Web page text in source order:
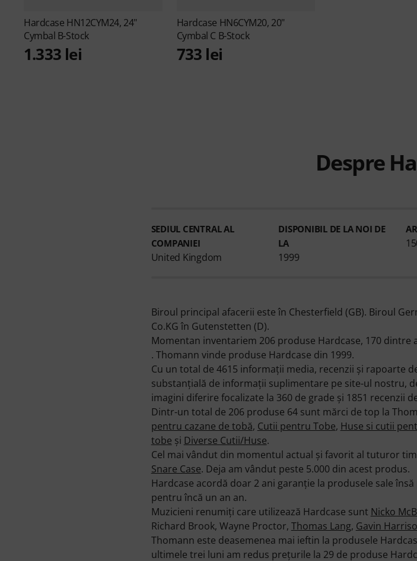
Hardcase HN12CYM24, 24"
Cymbal B-Stock
1.333 lei
Hardcase HN6CYM20, 20"
Cymbal C B-Stock
733 lei
Despre
SEDIUL CENTRAL AL
COMPANIEI
United Kingdom
DISPONIBIL DE LA NOI DE
LA
1999
Biroul principal afacerii este în Chesterfield (GB). Biroul
Co.KG în Gutenstetten (D).
Momentan inventariem 206 produse Hardcase, 170
. Thomann vinde produse Hardcase din 1999.
Cu un total de 4615 informaţii media, recenzii şi rapoarte
substanţială de informaţii suplimentare pe site-ul nostru,
imagini diferire focalizate la 360 de grade şi 1851 recenzii
Dintr-un total de 206 produse 64 sunt mărci de top la
pentru cazane de tobă, Cutii pentru Tobe, Huse si cutii
tobe şi Diverse Cutii/Huse.
Cel mai vândut din momentul actual şi favorit al tuturor
Snare Case. Deja am vândut peste 5.000 din acest produs.
Hardcase acordă doar 2 ani garanţie la produsele sale
pentru încă un an an.
Muzicieni renumiţi care utilizează Hardcase sunt Nicko
Richard Brook, Wayne Proctor, Thomas Lang, Gavin
Thomann este deasemenea mai ieftin la produsele
ultimele trei luni am redus preţurile la 29 de produse